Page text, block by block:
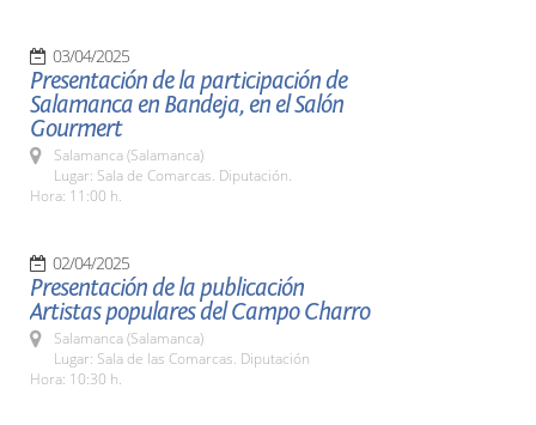
03/04/2025
Presentación de la participación de
Salamanca en Bandeja, en el Salón
Gourmert
Salamanca (Salamanca)
Lugar: Sala de Comarcas. Diputación.
Hora: 11:00 h.
02/04/2025
Presentación de la publicación
Artistas populares del Campo Charro
Salamanca (Salamanca)
Lugar: Sala de las Comarcas. Diputación
Hora: 10:30 h.